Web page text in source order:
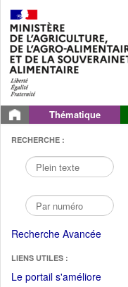
Thématique
RECHERCHE :
Recherche Avancée
LIENS UTILES :
Le portail s'améliore(Fichier